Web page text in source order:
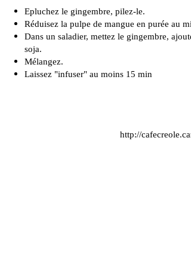
Epluchez le gingembre, pilez-le.
Réduisez la pulpe de mangue en purée au
Dans un saladier, mettez le gingembre,
soja.
Mélangez.
Laissez "infuser" au moins 15 min
http://